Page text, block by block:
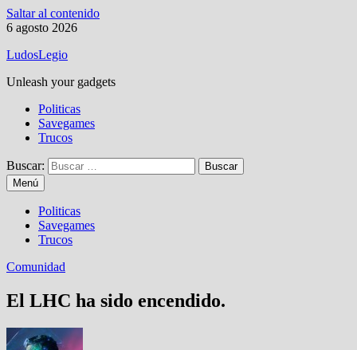
Saltar al contenido
6 agosto 2026
LudosLegio
Unleash your gadgets
Politicas
Savegames
Trucos
Buscar:
Menú
Politicas
Savegames
Trucos
Comunidad
El LHC ha sido encendido.